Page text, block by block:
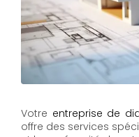
Votre entreprise de
offre des services